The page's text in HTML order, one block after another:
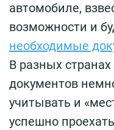
автомобиле,
возможности и
необходимые
В разных
документов
учитывать и
успешно